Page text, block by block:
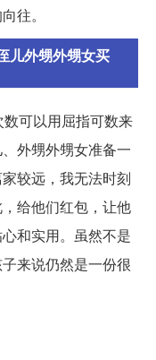
往。
儿外甥外甥女买
可以用屈指可数来
外甥外甥女准备一
较远，我无法时刻
给他们红包，让他
和实用。虽然不是
来说仍然是一份很